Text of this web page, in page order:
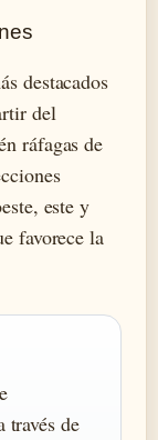
destacados
del
ráfagas de
este y
favorece la
través de